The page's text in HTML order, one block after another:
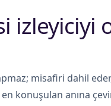
izleyiciyi
misafiri dahil
konuşulan anına